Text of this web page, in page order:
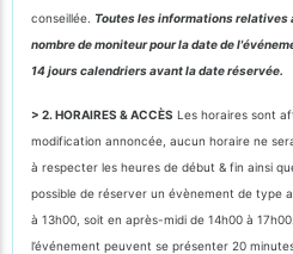
conseillée. Toutes les informations relatives
nombre de moniteur pour la date de
14 jours calendriers avant la date réservée.
> 2. HORAIRES & ACCÈS Les horaires sont
modification annoncée, aucun horaire ne
à respecter les heures de début & fin ainsi
possible de réserver un évènement de type
à 13h00, soit en après-midi de 14h00 à
l’événement peuvent se présenter 20